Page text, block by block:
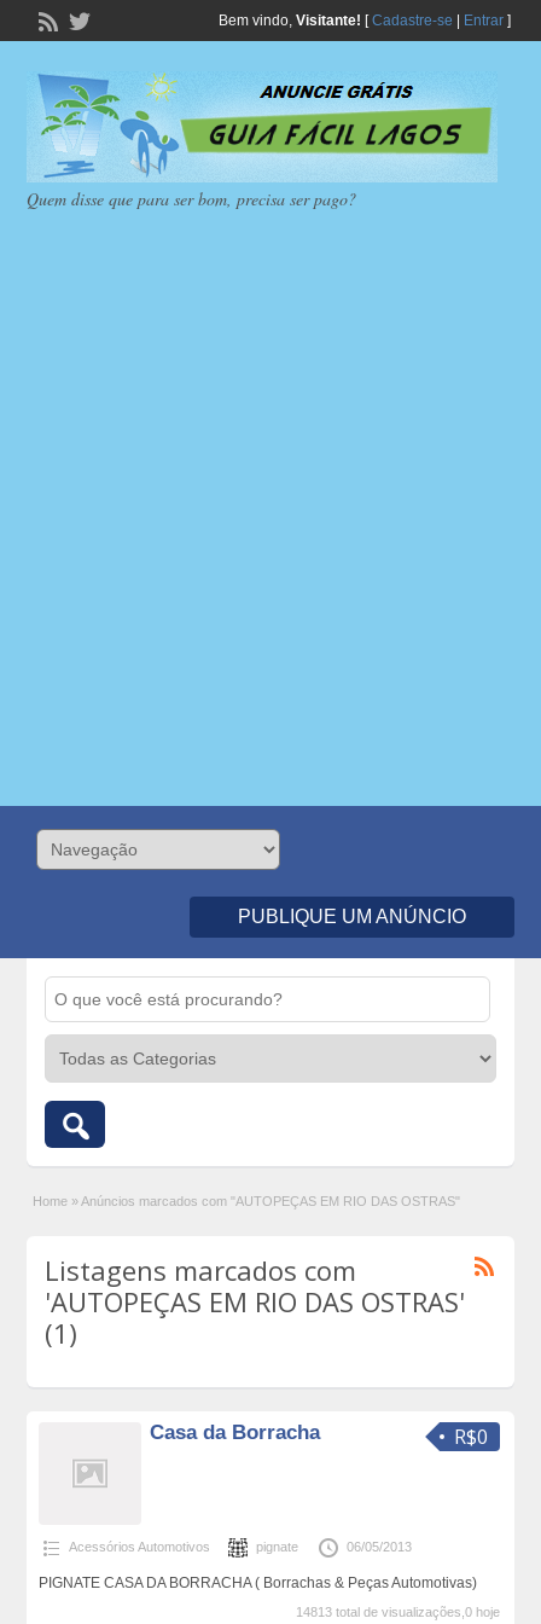
Bem vindo, Visitante! [Cadastre-se Entrar]
Quem disse que para ser bom, precisa ser pago?
PUBLIQUE UM ANÚNCIO
Home » Anúncios marcados com "AUTOPEÇAS EM RIO DAS OSTRAS"
Listagens marcados com
'AUTOPEÇAS EM RIO DAS OSTRAS'
(1)
R$0
Casa da Borracha
Acessórios Automotivos pignate 06/05/2013
PIGNATE CASA DA BORRACHA ( Borrachas & Peças Automotivas)
14813 total de visualizações,0 hoje